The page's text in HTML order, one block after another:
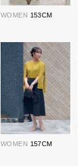
WOMEN 153CM
WOMEN 157CM